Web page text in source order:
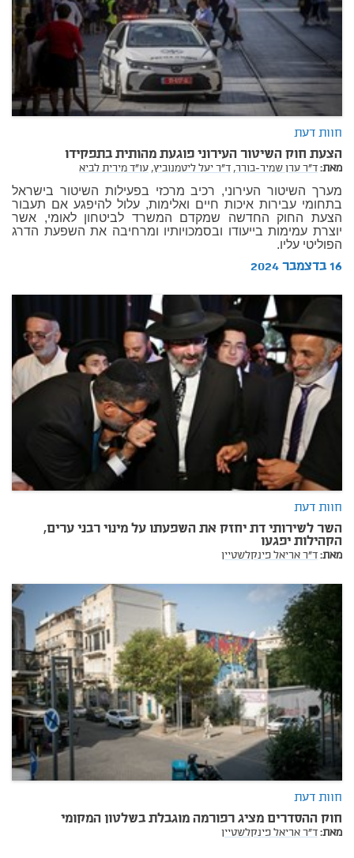
חוות דעת
הצעת חוק השיטור העירוני פוגעת מהותית בתפקידו
מאת:ד"ר ערן שמיר-בורר, ד"ר יעל ליטמנוביץ, עו"ד מירית לביא
מערך השיטור העירוני, רכיב מרכזי בפעילות השיטור בישראל
בתחומי עבירות איכות חיים ואלימות, עלול להיפגע אם תעבור
הצעת החוק החדשה שמקדם המשרד לביטחון לאומי, אשר
יוצרת עמימות בייעודו ובסמכויותיו ומרחיבה את השפעת הדרג
הפוליטי עליו.
16 בדצמבר 2024
חוות דעת
השר לשירותי דת יחזק את השפעתו על מינוי רבני ערים,
הקהילות יפגעו
מאת:ד"ר אריאל פינקלשטיין
חוות דעת
חוק ההסדרים מציג רפורמה מוגבלת בשלטון המקומי
מאת:ד"ר אריאל פינקלשטיין